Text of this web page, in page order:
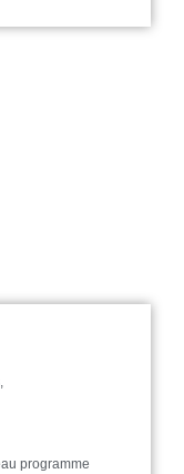
programme